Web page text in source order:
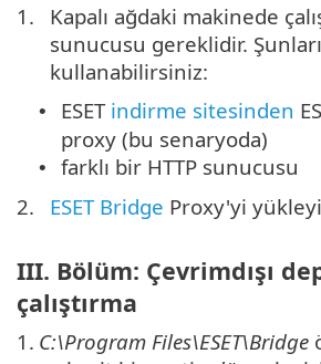
1.
Kapalı ağdaki makinede
sunucusu gereklidir. Şunları
kullanabilirsiniz:
• ESET indirme sitesinden
proxy (bu senaryoda)
•
farklı bir HTTP sunucusu
2.
ESET Bridge Proxy'yi
III. Bölüm: Çevrimdışı
çalıştırma
1. C:\Program Files\ESET\Bridge